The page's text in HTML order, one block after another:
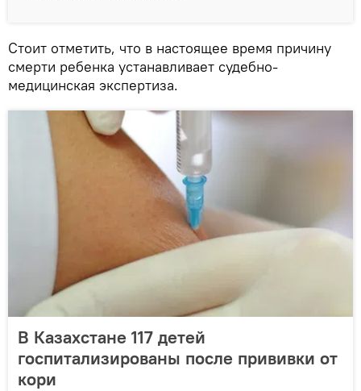
Стоит отметить, что в настоящее время причину
смерти ребенка устанавливает судебно-
медицинская экспертиза.
В Казахстане 117 детей
госпитализированы после прививки от
кори